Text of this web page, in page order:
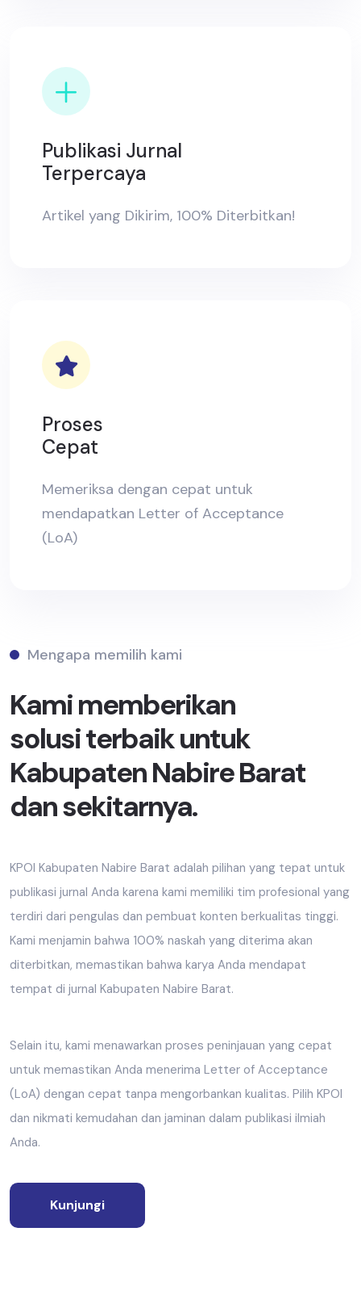
Publikasi Jurnal
Terpercaya
Artikel yang Dikirim, 100% Diterbitkan!
Proses
Cepat
Memeriksa dengan cepat untuk
mendapatkan Letter of Acceptance
(LoA)
Mengapa memilih kami
Kami memberikan
solusi terbaik untuk
Kabupaten Nabire Barat
dan sekitarnya.
KPOI Kabupaten Nabire Barat adalah pilihan yang tepat untuk
publikasi jurnal Anda karena kami memiliki tim profesional yang
terdiri dari pengulas dan pembuat konten berkualitas tinggi.
Kami menjamin bahwa 100% naskah yang diterima akan
diterbitkan, memastikan bahwa karya Anda mendapat
tempat di jurnal Kabupaten Nabire Barat.
Selain itu, kami menawarkan proses peninjauan yang cepat
untuk memastikan Anda menerima Letter of Acceptance
(LoA) dengan cepat tanpa mengorbankan kualitas. Pilih KPOI
dan nikmati kemudahan dan jaminan dalam publikasi ilmiah
Anda.
Kunjungi